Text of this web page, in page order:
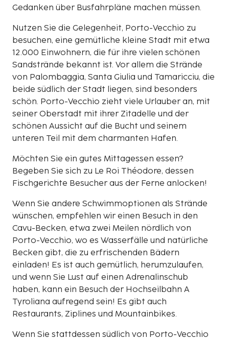
Gedanken über Busfahrpläne machen müssen.
Nutzen Sie die Gelegenheit, Porto-Vecchio zu
besuchen, eine gemütliche kleine Stadt mit etwa
12.000 Einwohnern, die für ihre vielen schönen
Sandstrände bekannt ist. Vor allem die Strände
von Palombaggia, Santa Giulia und Tamaricciu, die
beide südlich der Stadt liegen, sind besonders
schön. Porto-Vecchio zieht viele Urlauber an, mit
seiner Oberstadt mit ihrer Zitadelle und der
schönen Aussicht auf die Bucht und seinem
unteren Teil mit dem charmanten Hafen.
Möchten Sie ein gutes Mittagessen essen?
Begeben Sie sich zu Le Roi Théodore, dessen
Fischgerichte Besucher aus der Ferne anlocken!
Wenn Sie andere Schwimmoptionen als Strände
wünschen, empfehlen wir einen Besuch in den
Cavu-Becken, etwa zwei Meilen nördlich von
Porto-Vecchio, wo es Wasserfälle und natürliche
Becken gibt, die zu erfrischenden Bädern
einladen! Es ist auch gemütlich, herumzulaufen,
und wenn Sie Lust auf einen Adrenalinschub
haben, kann ein Besuch der Hochseilbahn A
Tyroliana aufregend sein! Es gibt auch
Restaurants, Ziplines und Mountainbikes.
Wenn Sie stattdessen südlich von Porto-Vecchio